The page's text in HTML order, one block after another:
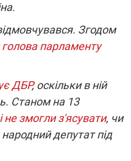
Згодом
парламенту
ДБР, оскільки в ній
Станом на 13
не змогли з'ясувати, чи
депутат під